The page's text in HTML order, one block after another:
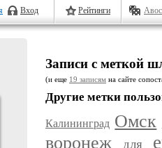
Вход Рейтинги
Записи с меткой
(и еще 19 записям на сайте
Другие метки
Калининград Омск
воронеж для